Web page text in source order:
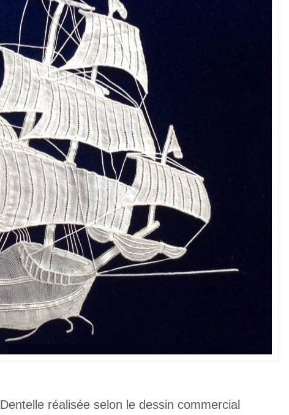
Dentelle réalisée selon le dessin commercial